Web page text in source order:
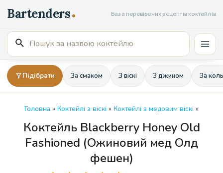
до
вмісту
База перевірених рецептів коктейлів
Пошук
для:
Підібрати За смаком З віскі З джином За
Головна » Коктейлі з віскі » Коктейлі з медовим віскі »
Коктейль Blackberry Honey Old
Fashioned (Ожиновий мед Олд
фешен)
Кількість